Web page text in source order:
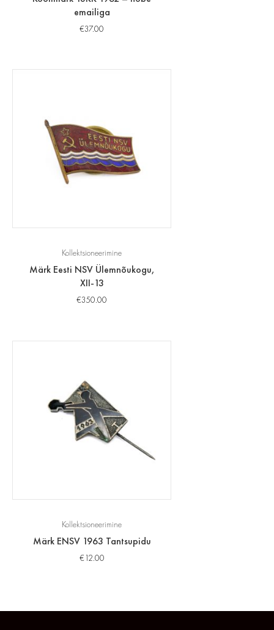
emailiga
€37.00
Kollektsioneerimine
Märk Eesti NSV Ülemnõukogu,
XII-13
€350.00
Kollektsioneerimine
Märk ENSV 1963 Tantsupidu
€12.00